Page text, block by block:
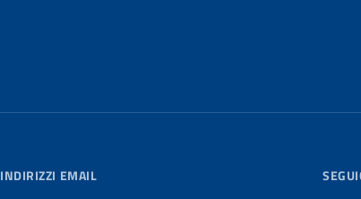
INDIRIZZI EMAIL